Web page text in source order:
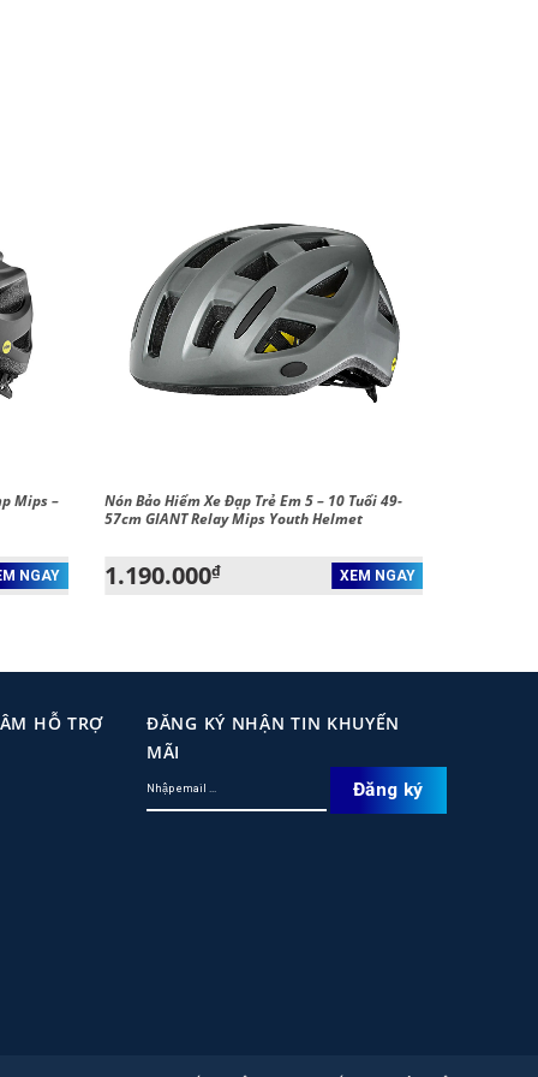
Mips –
NGAY
Nón Bảo Hiểm Xe Đạp Trẻ Em 5 – 10 Tuổi 49-
57cm GIANT Relay Mips Youth Helmet
1.190.000₫ XEM NGAY
HỖ TRỢ
ĐĂNG KÝ NHẬN TIN KHUYẾN
MÃI